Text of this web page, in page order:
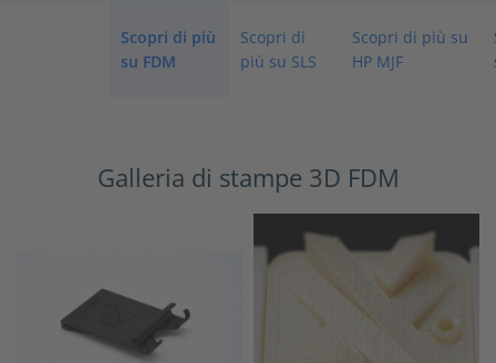
Scopri di più
su FDM
Scopri di
più su SLS
Scopri di più su
HP MJF
Galleria di stampe 3D FDM